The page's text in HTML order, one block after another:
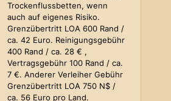
Trockenflussbetten, wenn
auch auf eigenes Risiko.
Grenzübertritt LOA 600 Rand /
ca. 42 Euro. Reinigungsgebühr
400 Rand / ca. 28 € ,
Vertragsgebühr 100 Rand / ca.
7 €. Anderer Verleiher Gebühr
Grenzübertritt LOA 750 N$ /
ca. 56 Euro pro Land.